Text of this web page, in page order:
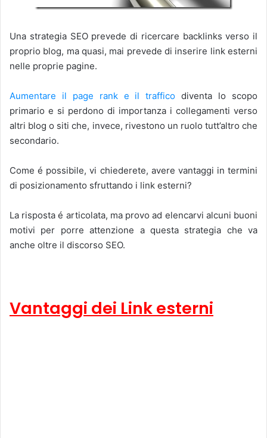
Una strategia SEO prevede di ricercare backlinks verso il
proprio blog, ma quasi, mai prevede di inserire link esterni
nelle proprie pagine.
Aumentare il page rank e il traffico diventa lo scopo
primario e si perdono di importanza i collegamenti verso
altri blog o siti che, invece, rivestono un ruolo tutt’altro che
secondario.
Come é possibile, vi chiederete, avere vantaggi in termini
di posizionamento sfruttando i link esterni?
La risposta é articolata, ma provo ad elencarvi alcuni buoni
motivi per porre attenzione a questa strategia che va
anche oltre il discorso SEO.
Vantaggi dei Link esterni